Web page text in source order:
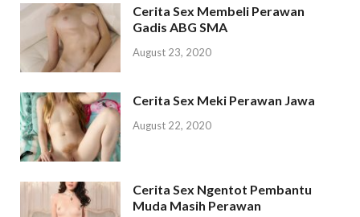
Cerita Sex Membeli Perawan
Gadis ABG SMA
August 23, 2020
Cerita Sex Meki Perawan Jawa
August 22, 2020
Cerita Sex Ngentot Pembantu
Muda Masih Perawan